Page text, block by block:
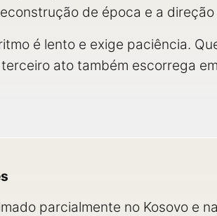
de época e a
é lento e exige paciência.
ato também escorrega
parcialmente no Kosovo e